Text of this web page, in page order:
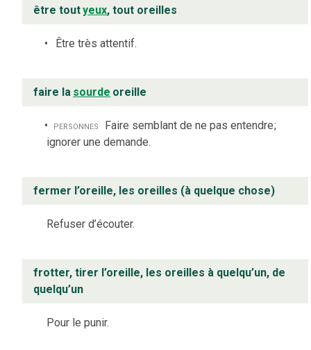
être toutyeux, tout oreilles
Être très attentif.
faire la sourde oreille
personnes Faire semblant de ne pas entendre;
ignorer une demande.
fermer l’oreille, les oreilles (à quelque chose)
Refuser d’écouter.
frotter, tirer l’oreille, les oreilles à quelqu’un, de
quelqu’un
Pour le punir.